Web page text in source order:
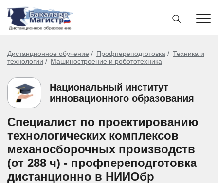
Дистанционное обучение Профпереподготовка
Техника и
технологии
Машиностроение и робототехника
Национальный институт
инновационного образования
Специалист по проектированию
технологических комплексов
механосборочных производств
(от 288 ч) - профпереподготовка
дистанционно в НИИОбр